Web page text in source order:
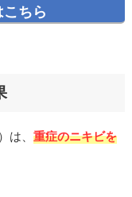
ちら
、 重症のニキビを